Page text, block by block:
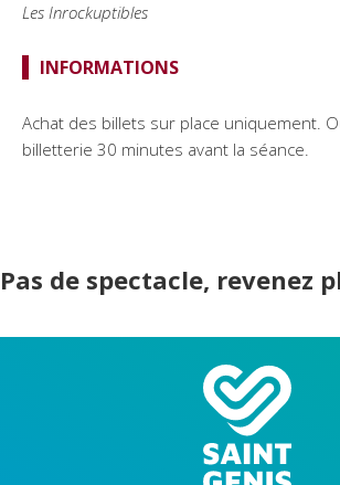
Les Inrockuptibles
INFORMATIONS
Achat des billets sur place uniquement.
billetterie 30 minutes avant la séance.
Pas de spectacle, revenez